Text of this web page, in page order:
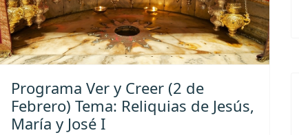
Programa Ver y Creer (2 de
Febrero) Tema: Reliquias de Jesús,
María y José I